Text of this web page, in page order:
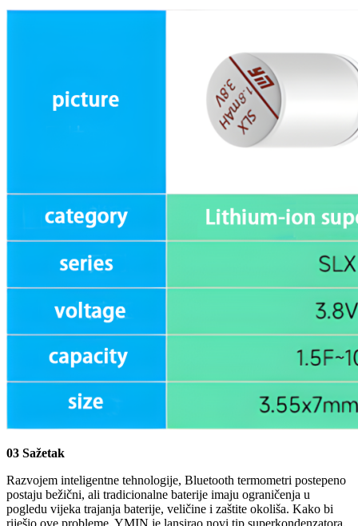
03 Sažetak
Razvojem inteligentne tehnologije, Bluetooth termometri postepeno
postaju bežični, ali tradicionalne baterije imaju ograničenja u
pogledu vijeka trajanja baterije, veličine i zaštite okoliša. Kako bi
riješio ove probleme, YMIN je lansirao novi tip superkondenzatora,